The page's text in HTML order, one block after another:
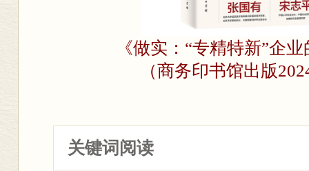
《做实：“专精特新”企
（商务印书馆出版
关键词阅读